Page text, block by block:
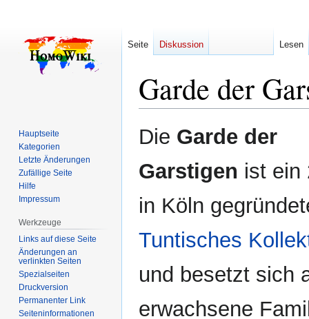
Garde der
Zur
Navigation
Zur
Suche
Die Garde der
Garstigen ist ein
in Köln
Tuntisches
und besetzt sich
erwachsene
Seite Diskussion Lesen
Hauptseite
Kategorien
Letzte Änderungen
Zufällige Seite
Hilfe
Impressum
Werkzeuge
Links auf diese Seite
Änderungen an
verlinkten Seiten
Spezialseiten
Druckversion
Permanenter Link
Seiten­­informationen